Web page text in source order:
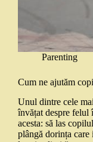
Parenting
Cum ne ajutăm
Unul dintre cele
învățat despre felul
acesta: să las
plângă dorința care